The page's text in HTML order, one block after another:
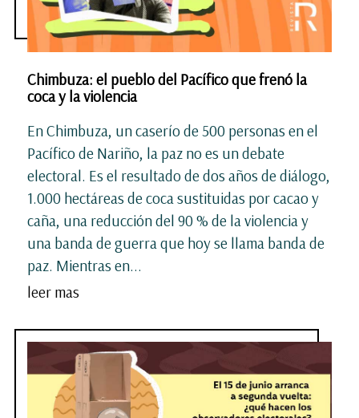
Chimbuza: el pueblo del Pacífico que frenó la
coca y la violencia
En Chimbuza, un caserío de 500 personas en el
Pacífico de Nariño, la paz no es un debate
electoral. Es el resultado de dos años de diálogo,
1.000 hectáreas de coca sustituidas por cacao y
caña, una reducción del 90 % de la violencia y
una banda de guerra que hoy se llama banda de
paz. Mientras en...
leer mas